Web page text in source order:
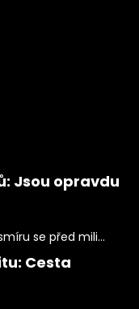
Jsou opravdu
se před mili...
Cesta